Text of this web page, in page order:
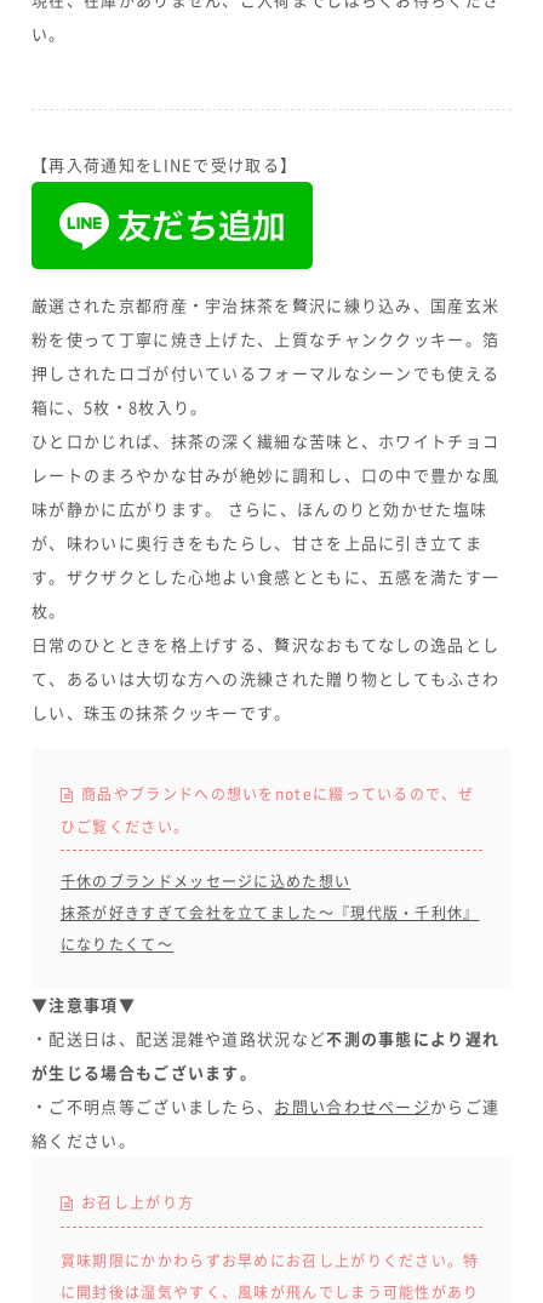
い。
【再入荷通知をLINEで受け取る】
厳選された京都府産・宇治抹茶を贅沢に練り込み、国産玄米
粉を使って丁寧に焼き上げた、上質なチャンククッキー。箔
押しされたロゴが付いているフォーマルなシーンでも使える
箱に、5枚・8枚入り。
ひと口かじれば、抹茶の深く繊細な苦味と、ホワイトチョコ
レートのまろやかな甘みが絶妙に調和し、口の中で豊かな風
味が静かに広がります。 さらに、ほんのりと効かせた塩味
が、味わいに奥行きをもたらし、甘さを上品に引き立てま
す。ザクザクとした心地よい食感とともに、五感を満たす一
枚。
日常のひとときを格上げする、贅沢なおもてなしの逸品とし
て、あるいは大切な方への洗練された贈り物としてもふさわ
しい、珠玉の抹茶クッキーです。
商品やブランドへの想いをnoteに綴っているので、ぜ
ひご覧ください。
千休のブランドメッセージに込めた想い
抹茶が好きすぎて会社を立てました～『現代版・千利休』
になりたくて～
▼注意事項▼
・配送日は、配送混雑や道路状況など不測の事態により遅れ
が生じる場合もございます。
・ご不明点等ございましたら、 お問い合わせページからご連
絡ください。
お召し上がり方
賞味期限にかかわらずお早めにお召し上がりください。特
に開封後は湿気やすく、風味が飛んでしまう可能性があり